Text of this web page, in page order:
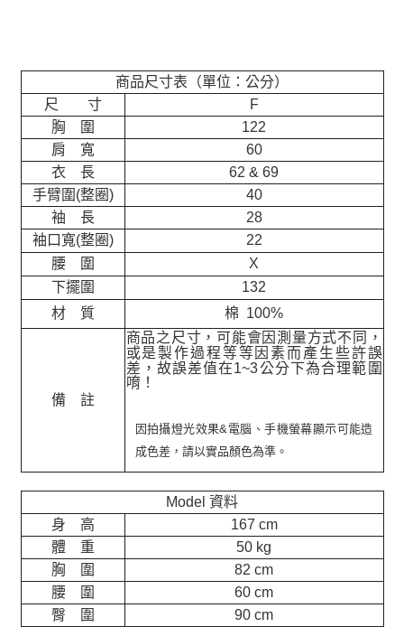
商品尺寸表（單位：公分）
尺 寸
F
胸 圍
122
肩 寬
60
衣 長
62 & 69
手臂圍(整圈)
40
袖 長
28
袖口寬(整圈)
22
腰 圍
X
下擺圍
132
材 質
棉 100%
備 註
商品之尺寸，可能會因測量方式不同，
或是製作過程等等因素而產生些許誤
差，故誤差值在1~3公分下為合理範圍
唷！
因拍攝燈光效果&電腦、手機螢幕顯示可能造
成色差，請以實品顏色為準。
Model 資料
身 高
167 cm
體 重
50 kg
胸 圍
82 cm
腰 圍
60 cm
臀 圍
90 cm